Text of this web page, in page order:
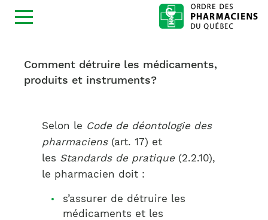
Ouvrir
la
Comment détruire les médicaments,
produits et instruments?
Selon le Code de déontologie des
pharmaciens (art. 17) et
les Standards de pratique (2.2.10),
le pharmacien doit :
s’assurer de détruire les
médicaments et les